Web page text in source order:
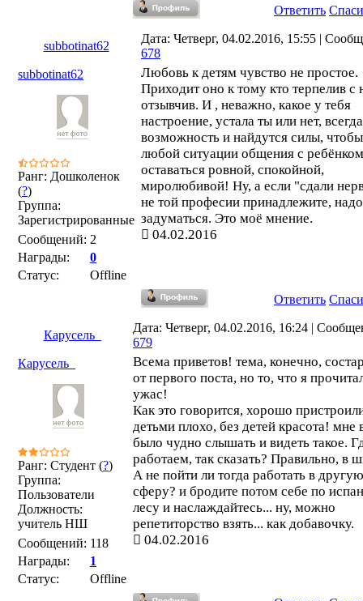
Ответить
subbotinat62
Дата: Четверг, 04.02.2016, 15:55 |
678
subbotinat62
Ранг: Дошколенок
(?)
Группа:
Зарегистрированные
Сообщений: 2
Награды:
0
Статус:
Offline
Любовь к детям чувство не простое.
Приходит оно к тому кто терпелив с
отзывчив. И , неважно, какое у тебя
настроение, устала ты или нет,
возможность и найдутся силы,
любой ситуации общения с ребёнком
оставаться ровной, спокойной,
миролюбивой! Ну, а если "сдали
не той професии принадлежите, надо
задуматься. Это моё мнение.
04.02.2016
Ответить
Карусель_
Дата: Четверг, 04.02.2016, 16:24 |
679
Карусель_
Ранг: Студент (?)
Группа:
Пользователи
Должность:
учитель НШ
Сообщений: 118
Награды:
1
Статус:
Offline
Всема приветов! тема, конечно,
от первого поста, но то, что я
ужас!
Как это говорится, хорошо
детьми плохо, без детей красота! мне
было чудно слышать и видеть такое.
работаем, так сказать? Правильно, в
А не пойти ли тогда работать в другую
сферу? и бродите потом себе по
лесу и наслаждайтесь... ну, можно
репетиторство взять... как добавочку.
04.02.2016